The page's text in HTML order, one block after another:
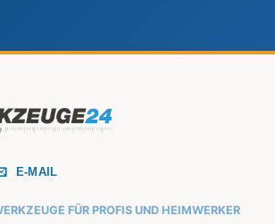
E-MAIL
FÜR PROFIS UND HEIMWERKER